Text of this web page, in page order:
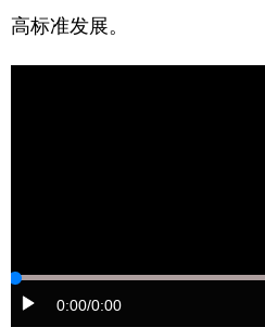
地方频道
高标准发展。
0:00/0:00